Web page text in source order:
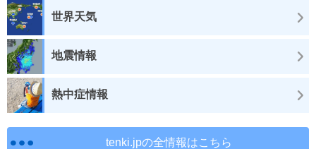
世界天気
地震情報
熱中症情報
tenki.jpの全情報はこちら